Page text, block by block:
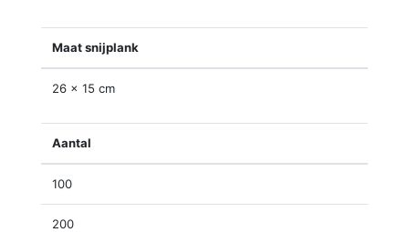
Maat snijplank
26 x 15 cm
Aantal
100
200